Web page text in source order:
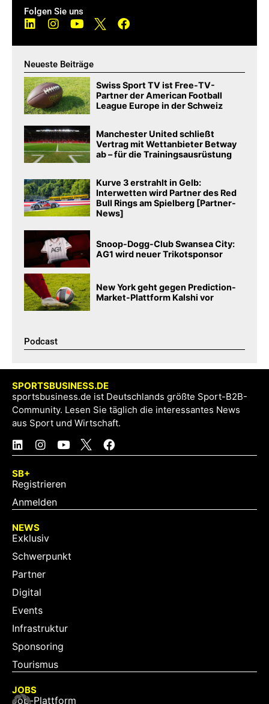
Folgen Sie uns
Neueste Beiträge
Swiss Sport TV ist Free-TV-
Partner der American Football
League Europe in der Schweiz
Manchester United schließt
Vertrag mit Wettanbieter Betway
ab – für die Trainingsausrüstung
Kurve 3 erstrahlt in Gelb:
Interwetten wird Partner des Red
Bull Rings am Spielberg [Partner-
News]
Snoop-Dogg-Club Swansea City:
AG1 wird neuer Trikotsponsor
New York geht gegen Prediction-
Market-Plattform Kalshi vor
Podcast​
SPORTSBUSINESS.DE
sportsbusiness.de ist Deutschlands größte Sport-B2B-
Community. Lesen Sie täglich die interessantes News
aus Sport und Wirtschaft.
SB+
Registrieren
Anmelden
NEWS
Exklusiv
Schwerpunkt
Partner
Digital
Events
Infrastruktur
Sponsoring
Tourismus
JOBS
Job-Plattform